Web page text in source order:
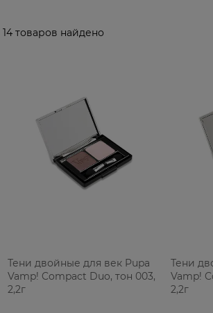
14 товаров найдено
Тени двойные для век Pupa
Vamp! Compact Duo, тон 003,
2,2г
Тени
Vamp!
2,2г